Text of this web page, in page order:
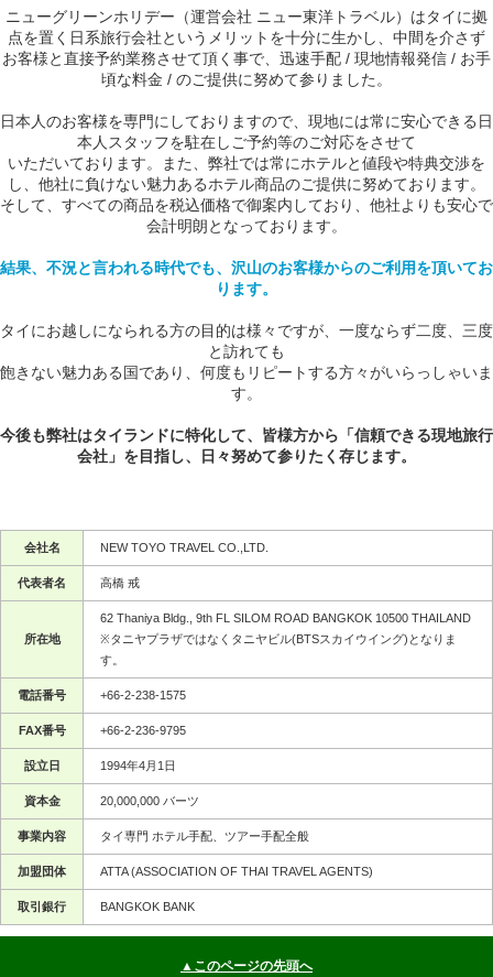
ニューグリーンホリデー（運営会社 ニュー東洋トラベル）はタイに拠
点を置く日系旅行会社というメリットを十分に生かし、中間を介さず
お客様と直接予約業務させて頂く事で、迅速手配 / 現地情報発信 / お手
頃な料金 / のご提供に努めて参りました。
日本人のお客様を専門にしておりますので、現地には常に安心できる日
本人スタッフを駐在しご予約等のご対応をさせて
いただいております。また、弊社では常にホテルと値段や特典交渉を
し、他社に負けない魅力あるホテル商品のご提供に努めております。
そして、すべての商品を税込価格で御案内しており、他社よりも安心で
会計明朗となっております。
結果、不況と言われる時代でも、沢山のお客様からのご利用を頂いてお
ります。
タイにお越しになられる方の目的は様々ですが、一度ならず二度、三度
と訪れても
飽きない魅力ある国であり、何度もリピートする方々がいらっしゃいま
す。
今後も弊社はタイランドに特化して、皆様方から「信頼できる現地旅行
会社」を目指し、日々努めて参りたく存じます。
会社名 NEW TOYO TRAVEL CO.,LTD.
代表者名 高橋 戒
所在地
62 Thaniya Bldg., 9th FL SILOM ROAD BANGKOK 10500 THAILAND
※タニヤプラザではなくタニヤビル(BTSスカイウイング)となりま
す。
電話番号 +66-2-238-1575
FAX番号 +66-2-236-9795
設立日 1994年4月1日
資本金 20,000,000 バーツ
事業内容 タイ専門 ホテル手配、ツアー手配全般
加盟団体 ATTA (ASSOCIATION OF THAI TRAVEL AGENTS)
取引銀行 BANGKOK BANK
▲このページの先頭へ